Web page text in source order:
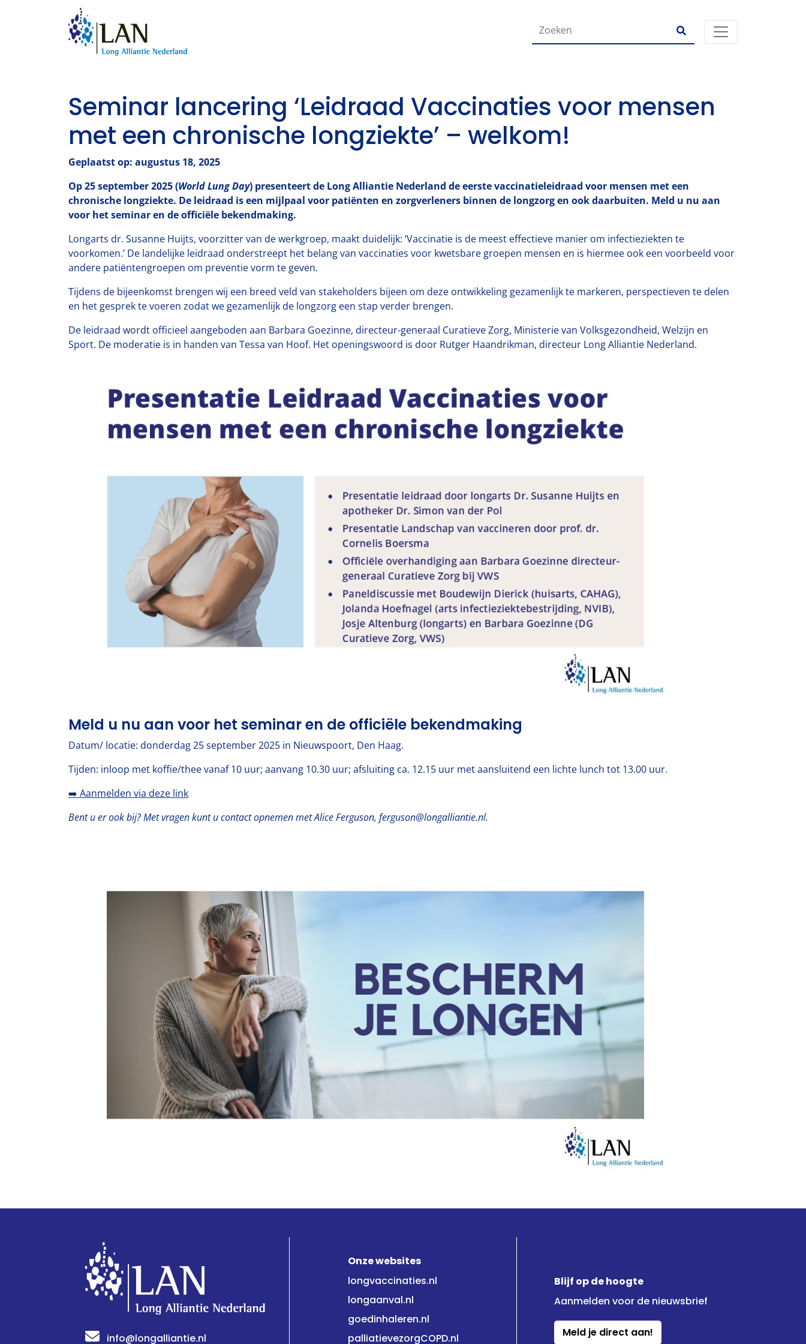
Seminar lancering ‘Leidraad Vaccinaties voor mensen
met een chronische longziekte’ – welkom!
Geplaatst op: augustus 18, 2025
Op 25 september 2025 (World Lung Day) presenteert de Long Alliantie Nederland de eerste vaccinatieleidraad voor mensen met een
chronische longziekte. De leidraad is een mijlpaal voor patiënten en zorgverleners binnen de longzorg en ook daarbuiten. Meld u nu aan
voor het seminar en de officiële bekendmaking.
Longarts dr. Susanne Huijts, voorzitter van de werkgroep, maakt duidelijk: ‘Vaccinatie is de meest effectieve manier om infectieziekten te
voorkomen.’ De landelijke leidraad onderstreept het belang van vaccinaties voor kwetsbare groepen mensen en is hiermee ook een voorbeeld voor
andere patiëntengroepen om preventie vorm te geven.
Tijdens de bijeenkomst brengen wij een breed veld van stakeholders bijeen om deze ontwikkeling gezamenlijk te markeren, perspectieven te delen
en het gesprek te voeren zodat we gezamenlijk de longzorg een stap verder brengen.
De leidraad wordt officieel aangeboden aan Barbara Goezinne, directeur-generaal Curatieve Zorg, Ministerie van Volksgezondheid, Welzijn en
Sport. De moderatie is in handen van Tessa van Hoof. Het openingswoord is door Rutger Haandrikman, directeur Long Alliantie Nederland.
Meld u nu aan voor het seminar en de officiële bekendmaking
Datum/ locatie: donderdag 25 september 2025 in Nieuwspoort, Den Haag.
Tijden: inloop met koffie/thee vanaf 10 uur; aanvang 10.30 uur; afsluiting ca. 12.15 uur met aansluitend een lichte lunch tot 13.00 uur.
➡️ Aanmelden via deze link
Bent u er ook bij? Met vragen kunt u contact opnemen met Alice Ferguson, ferguson@longalliantie.nl.
info@longalliantie.nl
Onze websites
longvaccinaties.nl
longaanval.nl
goedinhaleren.nl
palliatievezorgCOPD.nl
Blijf op de hoogte
Aanmelden voor de nieuwsbrief
Meld je direct aan!